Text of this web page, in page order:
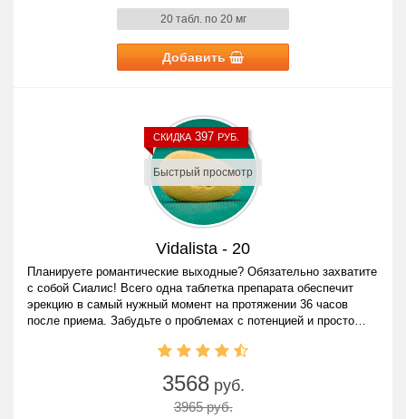
20 табл. по 20 мг
Добавить
Быстрый просмотр
СКИДКА397 РУБ.
Vidalista - 20
Планируете романтические выходные? Обязательно захватите
с собой Сиалис! Всего одна таблетка препарата обеспечит
эрекцию в самый нужный момент на протяжении 36 часов
после приема. Забудьте о проблемах с потенцией и просто
3568руб.
3965 руб.